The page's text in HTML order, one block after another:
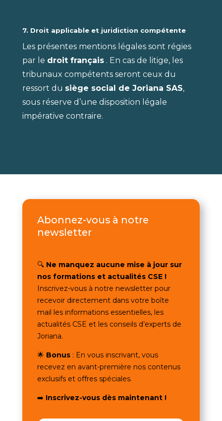
7. Droit applicable et juridiction compétente
Les présentes mentions légales sont régies
par le droit français. En cas de litige, les
tribunaux compétents seront ceux du
ressort du siège social de Joriana SAS,
sous réserve d’une disposition légale
impérative contraire.
Abonnez-vous à notre
newsletter
🔍 Ne manquez aucune mise à jour sur
nos formations et actualités CSE !
Inscrivez-vous à notre newsletter pour
recevoir directement dans votre boîte
mail les informations essentielles, les
actualités CSE et les conseils d’experts de
Joriana.
🌟 Bonus: En vous inscrivant, vous
recevez en avant-première nos contenus
exclusifs et offres spéciales.
➡️ Inscrivez-vous dès maintenant !